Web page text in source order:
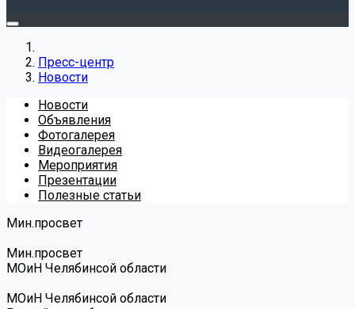
Пресс-центр
Новости
Новости
Объявления
Фотогалерея
Видеогалерея
Мероприятия
Презентации
Полезные статьи
Мин.просвет
Мин.просвет
МОиН Челябинсой области
МОиН Челябинсой области